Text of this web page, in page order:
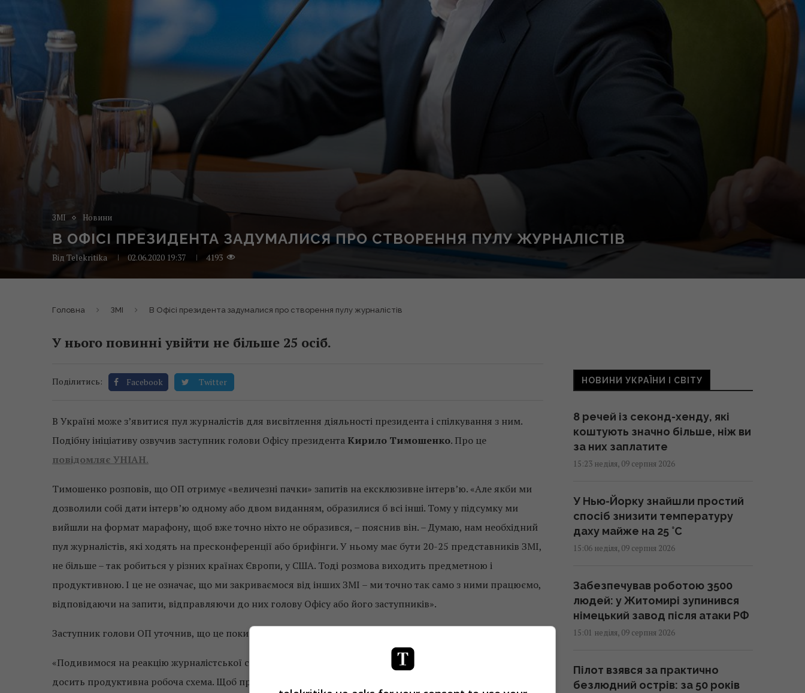
ЗМІ Новини
В ОФІСІ ПРЕЗИДЕНТА ЗАДУМАЛИСЯ ПРО СТВОРЕННЯ ПУЛУ ЖУРНАЛІСТІВ
Від Telekritika 02.06.2020 19:37 4193
Головна ЗМІ В Офісі президента задумалися про створення пулу журналістів
У нього повинні увійти не більше 25 осіб.
Поділитись: Facebook Twitter
В Україні може з’явитися пул журналістів для висвітлення діяльності президента і спілкування з ним.
Подібну ініціативу озвучив заступник голови Офісу президента Кирило Тимошенко. Про це
повідомляє УНІАН.
Тимошенко розповів, що ОП отримує «величезні пачки» запитів на ексклюзивне інтерв’ю. «Але якби ми
дозволили собі дати інтерв’ю одному або двом виданням, образилися б всі інші. Тому у підсумку ми
вийшли на формат марафону, щоб вже точно ніхто не образився, – пояснив він. – Думаю, нам необхідний
пул журналістів, які ходять на пресконференції або брифінги. У ньому має бути 20-25 представників ЗМІ,
не більше – так робиться у різних країнах Європи, у США. Тоді розмова виходить предметною і
продуктивною. І це не означає, що ми закриваємося від інших ЗМІ – ми точно так само з ними працюємо,
відповідаючи на запити, відправляючи до них голову Офісу або його заступників».
Заступник голови ОП уточнив, що це поки не остаточне рішення, а лише ідея.
«Подивимося на реакцію журналістської спільноти. Розуміємо, що буде багато незадоволених. Але це
досить продуктивна робоча схема. Щоб прийшли 25 акредитованих журналістів отримали 25 відповідей.
НОВИНИ УКРАЇНИ І СВІТУ
8 речей із секонд-хенду, які
коштують значно більше, ніж ви
за них заплатите
15:23 неділя, 09 серпня 2026
У Нью-Йорку знайшли простий
спосіб знизити температуру
даху майже на 25 °C
15:06 неділя, 09 серпня 2026
Забезпечував роботою 3500
людей: у Житомирі зупинився
німецький завод після атаки РФ
15:01 неділя, 09 серпня 2026
Пілот взявся за практично
безлюдний острів: за 50 років